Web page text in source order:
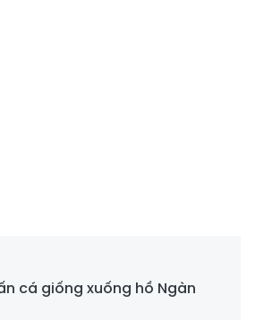
cá giống xuống hồ Ngàn